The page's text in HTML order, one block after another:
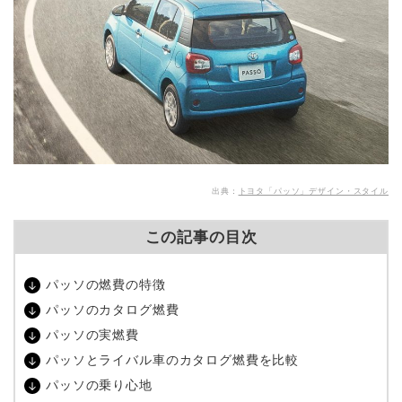
出典： トヨタ「パッソ」デザイン・スタイル
この記事の目次
パッソの燃費の特徴
パッソのカタログ燃費
パッソの実燃費
パッソとライバル車のカタログ燃費を比較
パッソの乗り心地